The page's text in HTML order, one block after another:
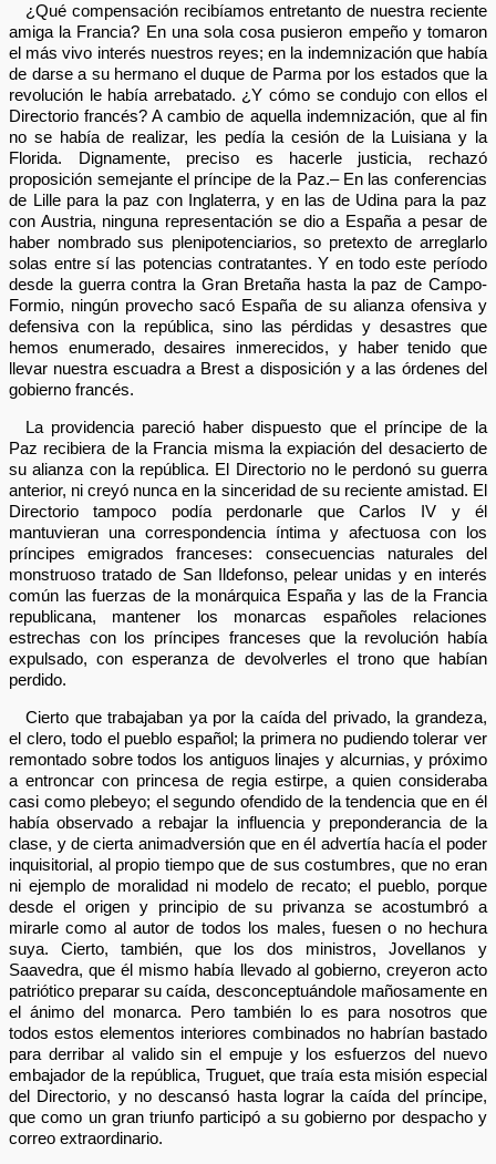
¿Qué compensación recibíamos entretanto de nuestra reciente
amiga la Francia? En una sola cosa pusieron empeño y tomaron
el más vivo interés nuestros reyes; en la indemnización que había
de darse a su hermano el duque de Parma por los estados que la
revolución le había arrebatado. ¿Y cómo se condujo con ellos el
Directorio francés? A cambio de aquella indemnización, que al fin
no se había de realizar, les pedía la cesión de la Luisiana y la
Florida. Dignamente, preciso es hacerle justicia, rechazó
proposición semejante el príncipe de la Paz.– En las conferencias
de Lille para la paz con Inglaterra, y en las de Udina para la paz
con Austria, ninguna representación se dio a España a pesar de
haber nombrado sus plenipotenciarios, so pretexto de arreglarlo
solas entre sí las potencias contratantes. Y en todo este período
desde la guerra contra la Gran Bretaña hasta la paz de Campo-
Formio, ningún provecho sacó España de su alianza ofensiva y
defensiva con la república, sino las pérdidas y desastres que
hemos enumerado, desaires inmerecidos, y haber tenido que
llevar nuestra escuadra a Brest a disposición y a las órdenes del
gobierno francés.
La providencia pareció haber dispuesto que el príncipe de la
Paz recibiera de la Francia misma la expiación del desacierto de
su alianza con la república. El Directorio no le perdonó su guerra
anterior, ni creyó nunca en la sinceridad de su reciente amistad. El
Directorio tampoco podía perdonarle que Carlos IV y él
mantuvieran una correspondencia íntima y afectuosa con los
príncipes emigrados franceses: consecuencias naturales del
monstruoso tratado de San Ildefonso, pelear unidas y en interés
común las fuerzas de la monárquica España y las de la Francia
republicana, mantener los monarcas españoles relaciones
estrechas con los príncipes franceses que la revolución había
expulsado, con esperanza de devolverles el trono que habían
perdido.
Cierto que trabajaban ya por la caída del privado, la grandeza,
el clero, todo el pueblo español; la primera no pudiendo tolerar ver
remontado sobre todos los antiguos linajes y alcurnias, y próximo
a entroncar con princesa de regia estirpe, a quien consideraba
casi como plebeyo; el segundo ofendido de la tendencia que en él
había observado a rebajar la influencia y preponderancia de la
clase, y de cierta animadversión que en él advertía hacía el poder
inquisitorial, al propio tiempo que de sus costumbres, que no eran
ni ejemplo de moralidad ni modelo de recato; el pueblo, porque
desde el origen y principio de su privanza se acostumbró a
mirarle como al autor de todos los males, fuesen o no hechura
suya. Cierto, también, que los dos ministros, Jovellanos y
Saavedra, que él mismo había llevado al gobierno, creyeron acto
patriótico preparar su caída, desconceptuándole mañosamente en
el ánimo del monarca. Pero también lo es para nosotros que
todos estos elementos interiores combinados no habrían bastado
para derribar al valido sin el empuje y los esfuerzos del nuevo
embajador de la república, Truguet, que traía esta misión especial
del Directorio, y no descansó hasta lograr la caída del príncipe,
que como un gran triunfo participó a su gobierno por despacho y
correo extraordinario.